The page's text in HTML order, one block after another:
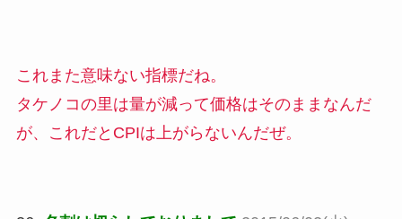
これまた意味ない指標だね。
タケノコの里は量が減って価格はそのままなんだ
が、これだとCPIは上がらないんだぜ。